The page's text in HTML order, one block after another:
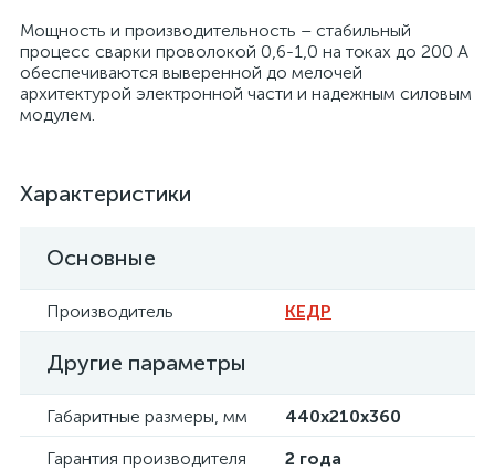
Мощность и производительность – стабильный
процесс сварки проволокой 0,6-1,0 на токах до 200 А
обеспечиваются выверенной до мелочей
архитектурой электронной части и надежным силовым
модулем.
Характеристики
Основные
Производитель КЕДР
Другие параметры
Габаритные размеры, мм
440х210х360
Гарантия производителя
2 года